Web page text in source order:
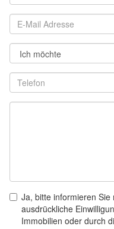
Ja, bitte informieren
ausdrückliche
Immobilien oder durch